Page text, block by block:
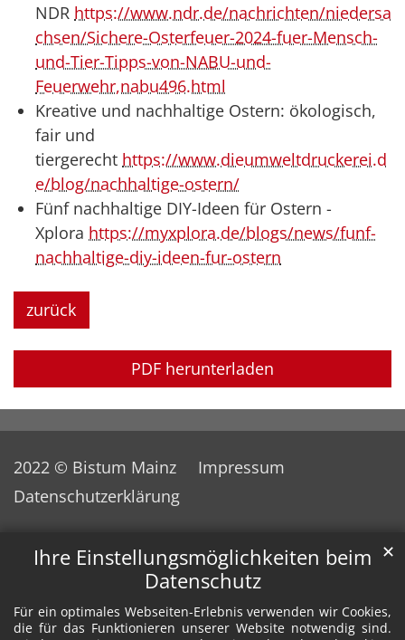
Ihre Einstellungsmöglichkeiten beim
Datenschutz
Für ein optimales Webseiten-Erlebnis verwenden wir Cookies,
die für das Funktionieren unserer Website notwendig sind.
✕
NDR https://www.ndr.de/nachrichten/niedersa
chsen/Sichere-Osterfeuer-2024-fuer-Mensch-
und-Tier-Tipps-von-NABU-und-
Feuerwehr,nabu496.html
Kreative und nachhaltige Ostern: ökologisch,
fair und
tiergerecht https://www.dieumweltdruckerei.d
e/blog/nachhaltige-ostern/
Fünf nachhaltige DIY-Ideen für Ostern -
Xplora https://myxplora.de/blogs/news/funf-
nachhaltige-diy-ideen-fur-ostern
zurück
PDF herunterladen
2022 © Bistum Mainz
Impressum
Datenschutzerklärung